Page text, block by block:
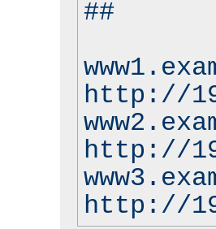
##
http://
http://
http://